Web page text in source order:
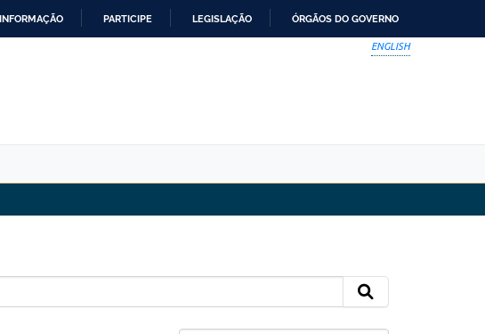
PARTICIPE LEGISLAÇÃO ÓRGÃOS DO GOVERNO
ENGLISH